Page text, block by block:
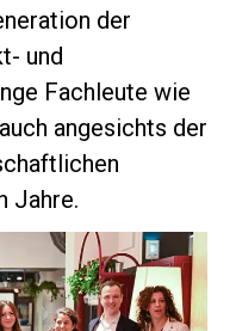
der
und
Fachleute wie
angesichts der
Jahre.